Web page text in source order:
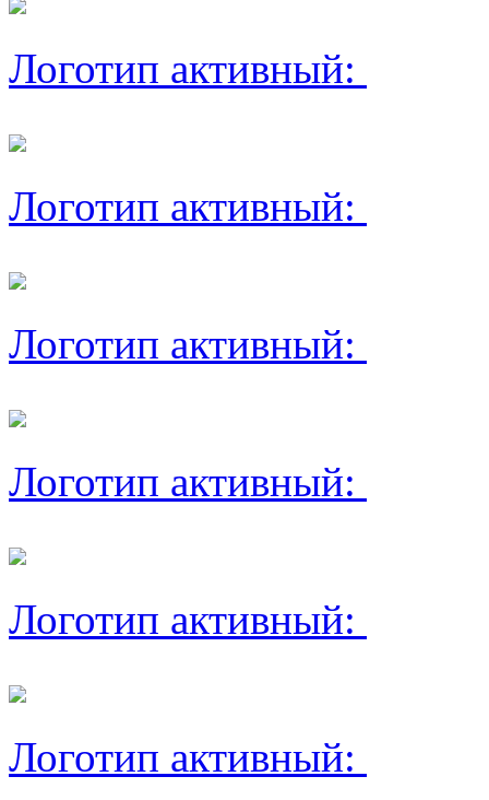
Логотип активный:
Логотип активный:
Логотип активный:
Логотип активный:
Логотип активный:
Логотип активный: